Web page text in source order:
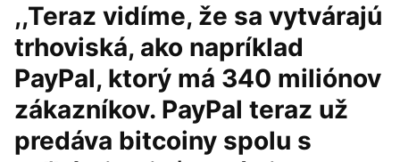
,,Teraz vidíme, že sa vytvárajú
trhoviská, ako napríklad
PayPal, ktorý má 340 miliónov
zákazníkov. PayPal teraz už
predáva bitcoiny spolu s